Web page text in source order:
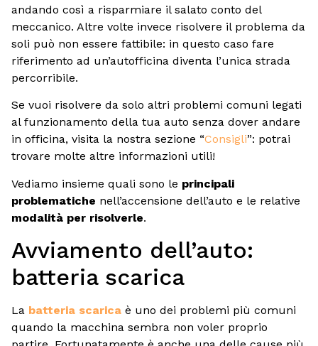
andando così a risparmiare il salato conto del
meccanico. Altre volte invece risolvere il problema da
soli può non essere fattibile: in questo caso fare
riferimento ad un’autofficina diventa l’unica strada
percorribile.
Se vuoi risolvere da solo altri problemi comuni legati
al funzionamento della tua auto senza dover andare
in officina, visita la nostra sezione “Consigli”: potrai
trovare molte altre informazioni utili!
Vediamo insieme quali sono le principali
problematiche nell’accensione dell’auto e le relative
modalità per risolverle.
Avviamento dell’auto:
batteria scarica
La batteria scarica è uno dei problemi più comuni
quando la macchina sembra non voler proprio